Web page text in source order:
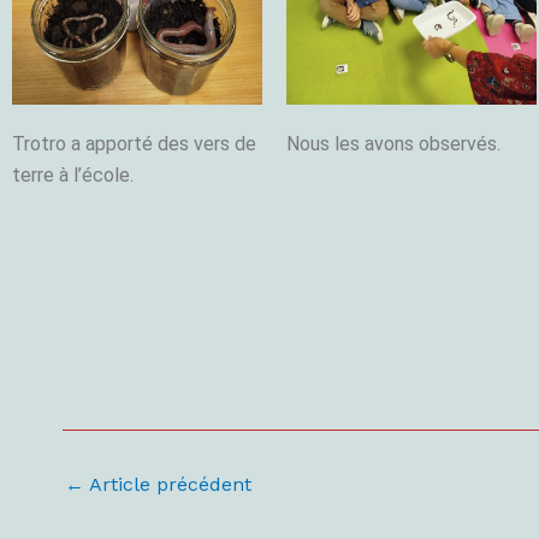
Trotro a apporté des vers de
terre à l’école.
Nous les avons observés.
← Article précédent